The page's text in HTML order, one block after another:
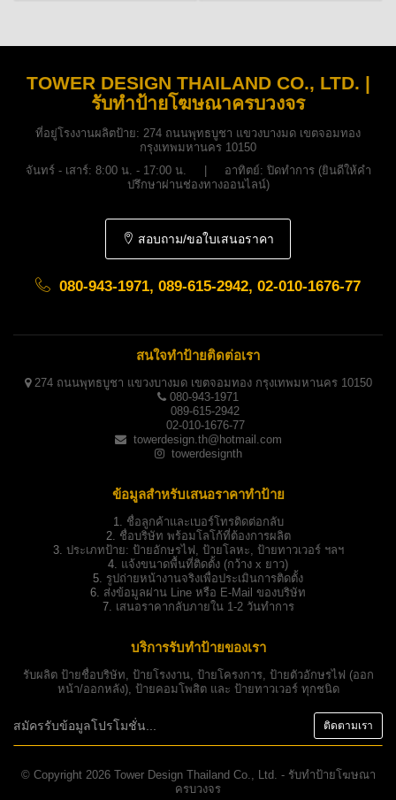
TOWER DESIGN THAILAND CO., LTD. |
รับทำป้ายโฆษณาครบวงจร
ที่อยู่โรงงานผลิตป้าย: 274 ถนนพุทธบูชา แขวงบางมด เขตจอมทอง
กรุงเทพมหานคร 10150
จันทร์ - เสาร์: 8:00 น. - 17:00 น. | อาทิตย์: ปิดทำการ (ยินดีให้คำ
ปรึกษาผ่านช่องทางออนไลน์)
สอบถาม/ขอใบเสนอราคา
080-943-1971, 089-615-2942, 02-010-1676-77
สนใจทำป้ายติดต่อเรา
274 ถนนพุทธบูชา แขวงบางมด เขตจอมทอง กรุงเทพมหานคร 10150
080-943-1971
089-615-2942
02-010-1676-77
towerdesign.th@hotmail.com
towerdesignth
ข้อมูลสำหรับเสนอราคาทำป้าย
1. ชื่อลูกค้าและเบอร์โทรติดต่อกลับ
2. ชื่อบริษัท พร้อมโลโก้ที่ต้องการผลิต
3. ประเภทป้าย: ป้ายอักษรไฟ, ป้ายโลหะ, ป้ายทาวเวอร์ ฯลฯ
4. แจ้งขนาดพื้นที่ติดตั้ง (กว้าง x ยาว)
5. รูปถ่ายหน้างานจริงเพื่อประเมินการติดตั้ง
6. ส่งข้อมูลผ่าน Line หรือ E-Mail ของบริษัท
7. เสนอราคากลับภายใน 1-2 วันทำการ
บริการรับทำป้ายของเรา
รับผลิต ป้ายชื่อบริษัท, ป้ายโรงงาน, ป้ายโครงการ, ป้ายตัวอักษรไฟ (ออก
หน้า/ออกหลัง), ป้ายคอมโพสิตและ ป้ายทาวเวอร์ทุกชนิด
© Copyright 2026 Tower Design Thailand Co., Ltd. - รับทำป้ายโฆษณา
ครบวงจร